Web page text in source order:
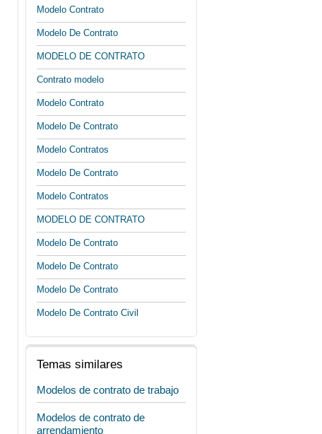
Modelo Contrato
Modelo De Contrato
MODELO DE CONTRATO
Contrato modelo
Modelo Contrato
Modelo De Contrato
Modelo Contratos
Modelo De Contrato
Modelo Contratos
MODELO DE CONTRATO
Modelo De Contrato
Modelo De Contrato
Modelo De Contrato
Modelo De Contrato Civil
Temas similares
Modelos de contrato de trabajo
Modelos de contrato de
arrendamiento